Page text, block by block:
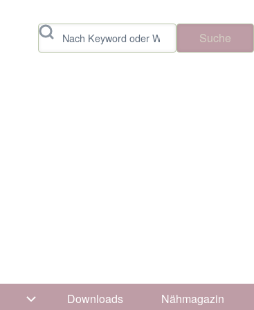
Suche
Tipps & Tricks
Unternavigation von Stoff Fibel
Downloads Nähmagazin